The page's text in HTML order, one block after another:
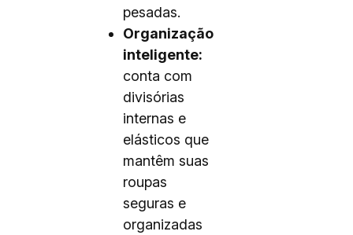
pesadas.
Organização
inteligente:
conta com
divisórias
internas e
elásticos que
mantêm suas
roupas
seguras e
organizadas